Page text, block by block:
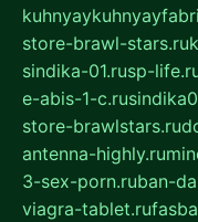
store-brawl-stars.ru
sindika-01.rusp-
e-abis-1-c.ru
store-brawlstars.ru
antenna-highly.ru
3-sex-porn.ruban-
viagra-tablet.ru